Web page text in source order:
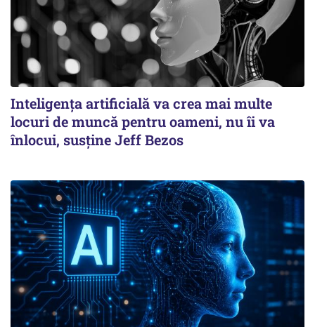
Inteligența artificială va crea mai multe
locuri de muncă pentru oameni, nu îi va
înlocui, susține Jeff Bezos